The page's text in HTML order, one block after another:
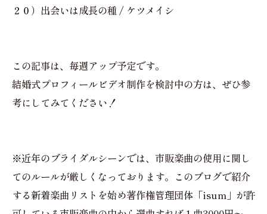
２０）出会いは成長の種 / ケツメイシ
この記事は、毎週アップ予定です。
結婚式プロフィールビデオ制作を検討中の方は、ぜひ参
考にしてみてください！
※近年のブライダルシーンでは、市販楽曲の使用に関し
てのルールが厳しくなっております。このブログで紹介
する新着楽曲リストを始め著作権管理団体「isum」が許